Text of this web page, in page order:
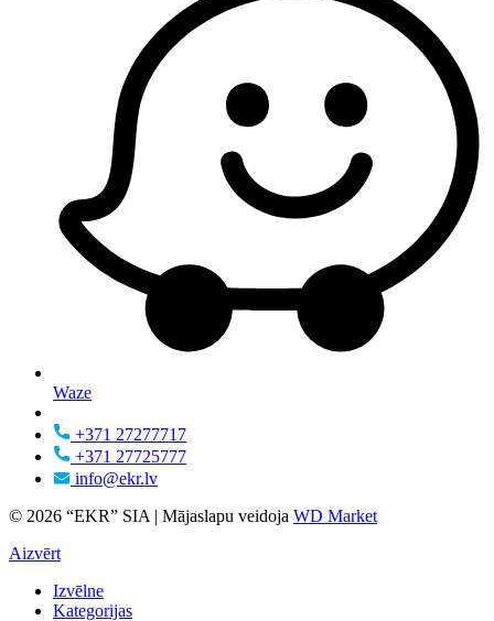
Waze
+371 27277717
+371 27725777
info@ekr.lv
© 2026 “EKR” SIA | Mājaslapu veidoja WD Market
Aizvērt
Izvēlne
Kategorijas